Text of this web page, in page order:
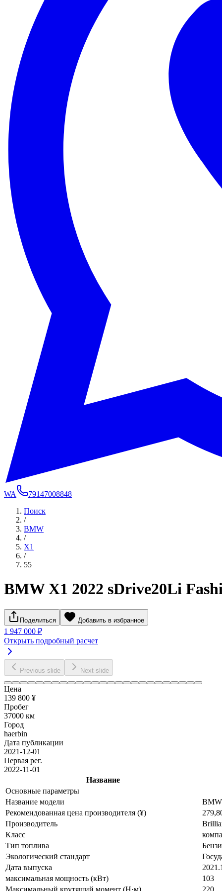
WA
79147008848
Поиск
/
BMW
/
X1
/
55
BMW X1 2022 sDrive20Li
Поделиться Добавить в избранное
1 947 000 ₽
Открыть подробный расчет
Previous slide Next slide
Цена
139 800 ¥
Пробег
37000 км
Город
haerbin
Дата публикации
2021-12-01
Первая рег.
2022-11-01
Название
Основные параметры
Название модели
BMW
Рекомендованная цена производителя (¥)
Производитель
Класс
Тип топлива
Экологический стандарт
Дата выпуска
максимальная мощность (кВт)
103
Максимальный крутящий момент (Н·м)
220